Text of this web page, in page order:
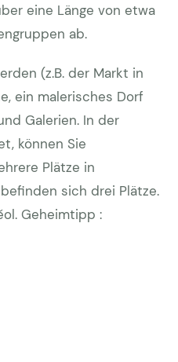
eine Länge von etwa
ab.
(z.B. der Markt in
ein malerisches Dorf
Galerien. In der
können Sie
Plätze in
sich drei Plätze.
Geheimtipp :